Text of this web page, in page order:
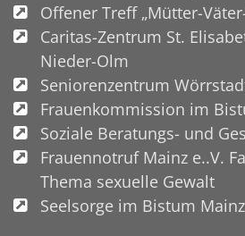
Offener Treff „Mütter-
Caritas-Zentrum St.
Nieder-Olm
Seniorenzentrum
Frauenkommission im
Soziale Beratungs- und
Frauennotruf Mainz e..V.
Thema sexuelle Gewalt
Seelsorge im Bistum Mainz